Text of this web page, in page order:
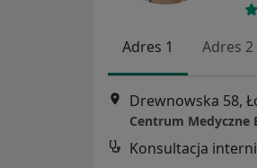
Adres 1 Adres 2
Drewnowska 58,
Konsultacja